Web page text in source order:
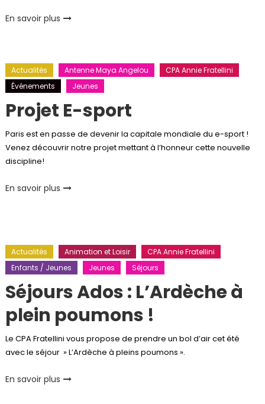
En savoir plus
Actualités Antenne Maya Angelou
CPA Annie Fratellini
Événements
Jeunes
Projet E-sport
Paris est en passe de devenir la capitale mondiale du e-sport !
Venez découvrir notre projet mettant à l’honneur cette nouvelle
discipline!
En savoir plus
Actualités Animation et Loisir
CPA Annie Fratellini
Enfants / Jeunes
Jeunes Séjours
Séjours Ados : L’Ardèche à
plein poumons !
Le CPA Fratellini vous propose de prendre un bol d’air cet été
avec le séjour » L’Ardèche à pleins poumons ».
En savoir plus